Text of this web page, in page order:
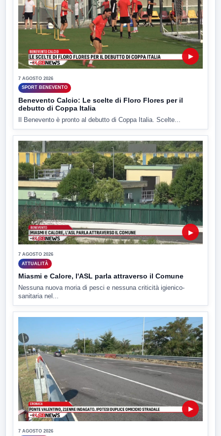
▶
7 AGOSTO 2026
SPORT BENEVENTO
Benevento Calcio: Le scelte di Floro Flores per il
debutto di Coppa Italia
Il Benevento è pronto al debutto di Coppa Italia. Scelte...
▶
7 AGOSTO 2026
ATTUALITÀ
Miasmi e Calore, l'ASL parla attraverso il Comune
Nessuna nuova moria di pesci e nessuna criticità igienico-
sanitaria nel...
▶
7 AGOSTO 2026